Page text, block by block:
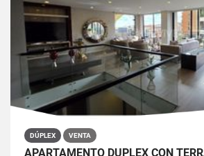
DÚPLEX VENTA